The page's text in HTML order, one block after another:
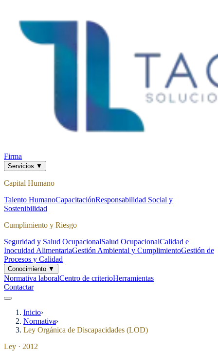
Firma
Servicios ▼
Capital Humano
Talento HumanoCapacitaciónResponsabilidad Social y
Sostenibilidad
Cumplimiento y Riesgo
Seguridad y Salud OcupacionalSalud OcupacionalCalidad e
Inocuidad AlimentariaGestión Ambiental y CumplimientoGestión de
Procesos y Calidad
Conocimiento ▼
Normativa laboralCentro de criterioHerramientas
Contactar
Inicio›
Normativa›
Ley Orgánica de Discapacidades (LOD)
Ley · 2012